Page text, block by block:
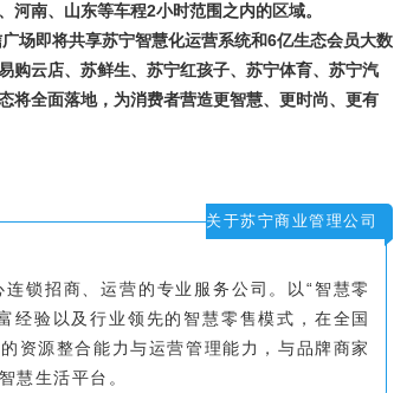
南、山东等车程2小时范围之内的区域。
场即将共享苏宁智慧化运营系统和6亿生态会员大数
购云店、苏鲜生、苏宁红孩子、苏宁体育、苏宁汽
将全面落地，为消费者营造更智慧、更时尚、更有
关于苏宁商业管理公司
锁招商、运营的专业服务公司。以“智慧零
经验以及行业领先的智慧零售模式，在全国
资源整合能力与运营管理能力，与品牌商家
慧生活平台。